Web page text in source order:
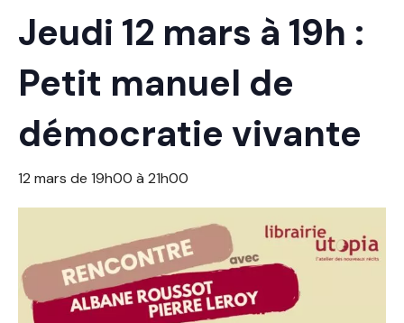
Jeudi 12 mars à 19h :
Petit manuel de
démocratie vivante
12 mars de 19h00 à 21h00